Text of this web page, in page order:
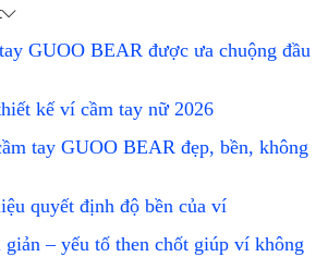
GUOO BEAR được ưa chuộng đầu
kế ví cầm tay nữ 2026
tay GUOO BEAR đẹp, bền, không
quyết định độ bền của ví
– yếu tố then chốt giúp ví không